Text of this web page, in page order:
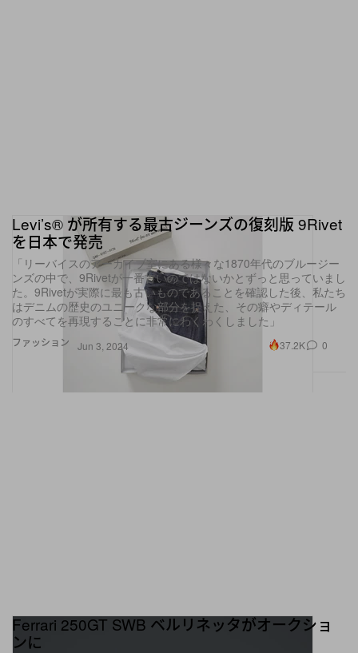
ファッション
Levi’s® が所有する最古ジーンズの復刻版 9Rivet
を日本で発売
「リーバイスのアーカイブ室にある様々な1870年代のブルージー
ンズの中で、9Rivetが一番古いのではないかとずっと思っていまし
た。9Rivetが実際に最も古いものであることを確認した後、私たち
はデニムの歴史のユニークな部分を捉えた、その癖やディテール
のすべてを再現することに非常にわくわくしました」
Jun 3, 2024 37.2K 0
Ferrari 250GT SWB ベルリネッタがオークショ
ンに